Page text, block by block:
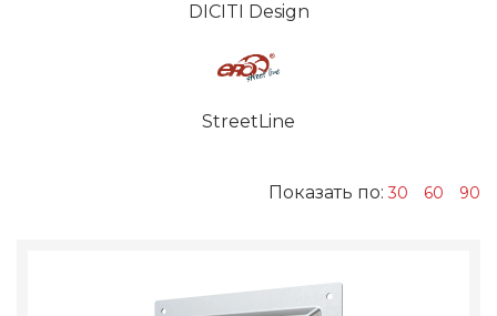
DICITI Design
StreetLine
Показать по:30 60 90